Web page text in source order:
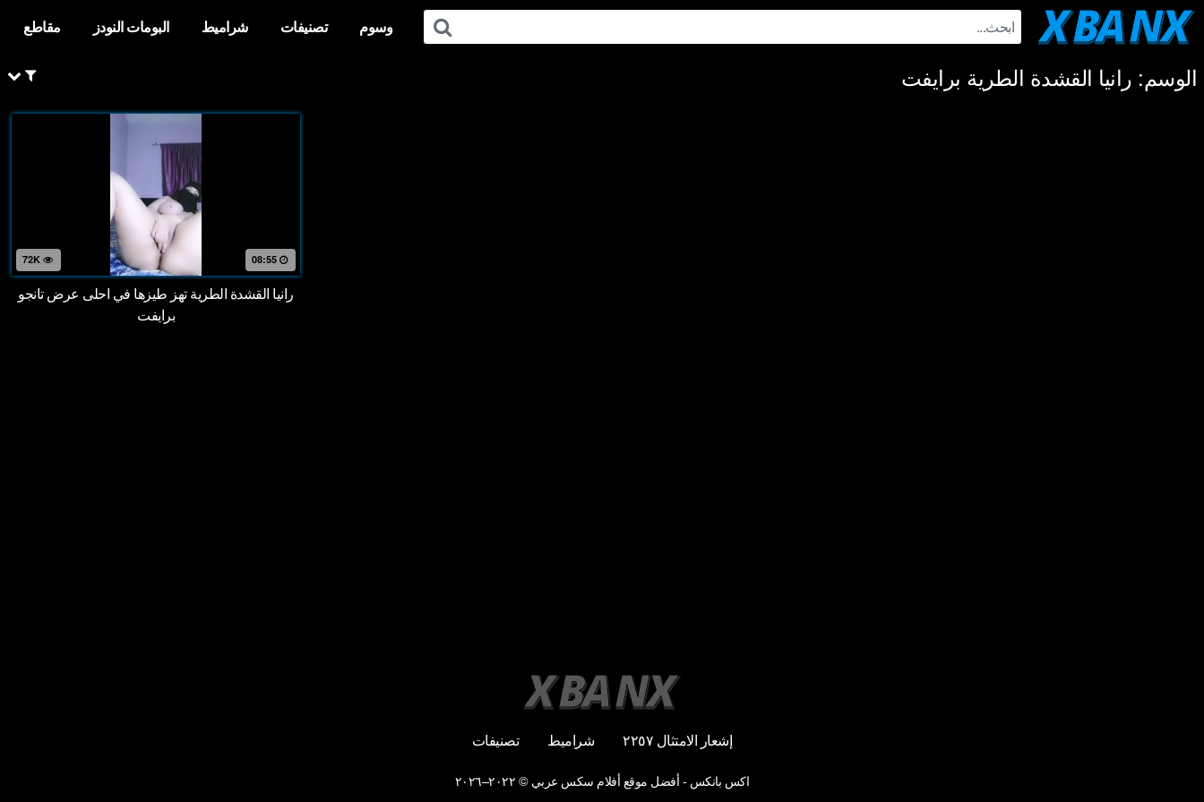
Skip
مقاطع البومات النودز شراميط تصنيفات وسوم
الوسم: رانيا القشدة الطرية برايفت
08:55
رانيا القشدة الطرية تهز طيزها في احلى عرض تانجو
برايفت
إشعار الامتثال ٢٢٥٧ شراميط تصنيفات
اكس بانكس - أفضل موقع أفلام سكس عربي © ٢٠٢٢–٢٠٢٦